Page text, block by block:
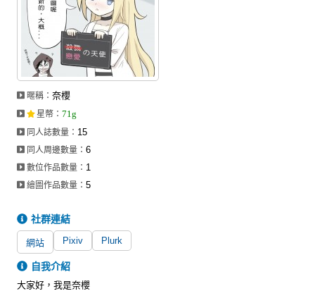
登入
暱稱：奈櫻
星幣 ：71g
同人誌數量： 15
同人周邊數量：6
數位作品數量： 1
繪圖作品數量：5
社群連結
網站 Pixiv Plurk
自我介紹
大家好，我是奈櫻